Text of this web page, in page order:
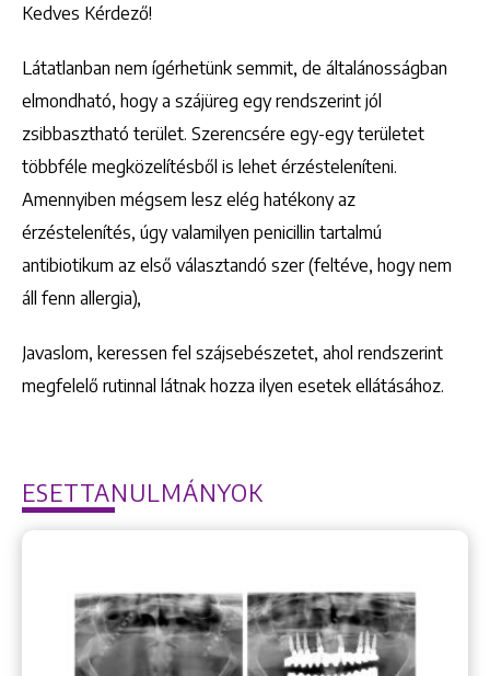
Kedves Kérdező!
Látatlanban nem ígérhetünk semmit, de általánosságban
elmondható, hogy a szájüreg egy rendszerint jól
zsibbasztható terület. Szerencsére egy-egy területet
többféle megközelítésből is lehet érzésteleníteni.
Amennyiben mégsem lesz elég hatékony az
érzéstelenítés, úgy valamilyen penicillin tartalmú
antibiotikum az első választandó szer (feltéve, hogy nem
áll fenn allergia),
Javaslom, keressen fel szájsebészetet, ahol rendszerint
megfelelő rutinnal látnak hozza ilyen esetek ellátásához.
ESETTANULMÁNYOK